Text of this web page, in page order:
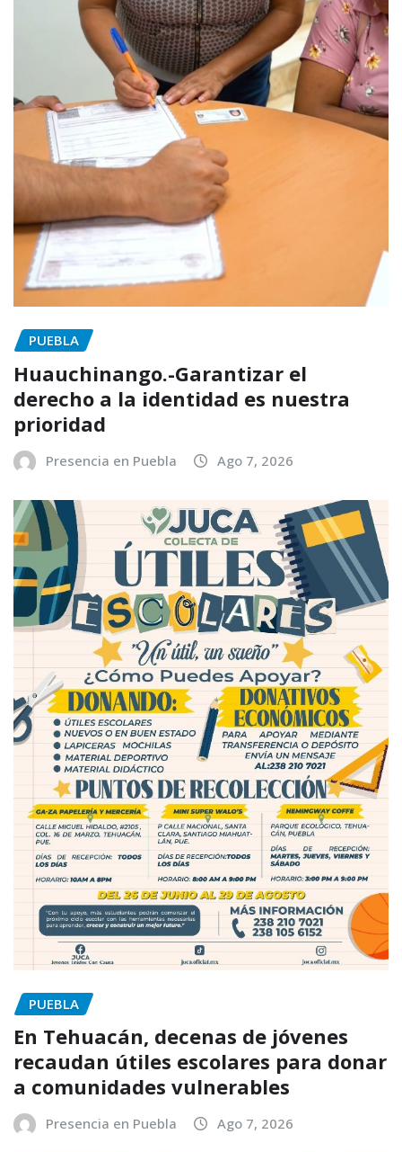
PUEBLA
Huauchinango.-Garantizar el
derecho a la identidad es nuestra
prioridad
Presencia en Puebla Ago 7, 2026
PUEBLA
En Tehuacán, decenas de jóvenes
recaudan útiles escolares para donar
a comunidades vulnerables
Presencia en Puebla Ago 7, 2026